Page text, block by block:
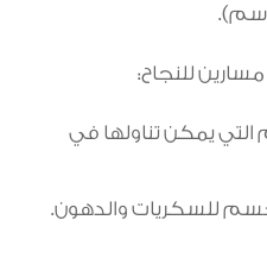
للنجاح:
التي يمكن تناولها في
للسكريات والدهون.